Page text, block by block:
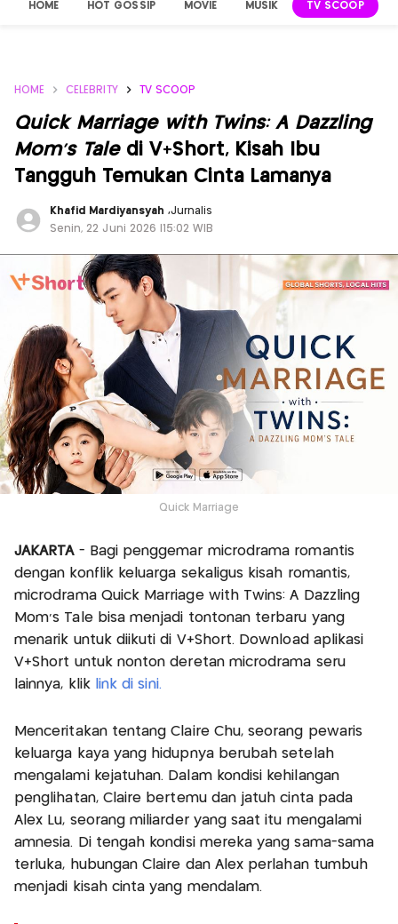
HOME HOT GOSSIP MOVIE MUSIK TV SCOOP
HOME CELEBRITY TV SCOOP
Quick Marriage with Twins: A Dazzling
Mom's Taledi V+Short, Kisah Ibu
Tangguh Temukan Cinta Lamanya
Khafid Mardiyansyah ,Jurnalis
Senin, 22 Juni 2026 |15:02 WIB
Quick Marriage
JAKARTA- Bagi penggemar microdrama romantis
dengan konflik keluarga sekaligus kisah romantis,
microdrama Quick Marriage with Twins: A Dazzling
Mom's Tale bisa menjadi tontonan terbaru yang
menarik untuk diikuti di V+Short. Download aplikasi
V+Short untuk nonton deretan microdrama seru
lainnya, klik link di sini.
Menceritakan tentang Claire Chu, seorang pewaris
keluarga kaya yang hidupnya berubah setelah
mengalami kejatuhan. Dalam kondisi kehilangan
penglihatan, Claire bertemu dan jatuh cinta pada
Alex Lu, seorang miliarder yang saat itu mengalami
amnesia. Di tengah kondisi mereka yang sama-sama
terluka, hubungan Claire dan Alex perlahan tumbuh
menjadi kisah cinta yang mendalam.